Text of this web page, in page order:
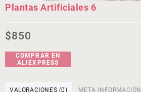
Plantas Artificiales 6
$850
COMPRAR EN
ALIEXPRESS
VALORACIONES (0) META INFORMACIÓN